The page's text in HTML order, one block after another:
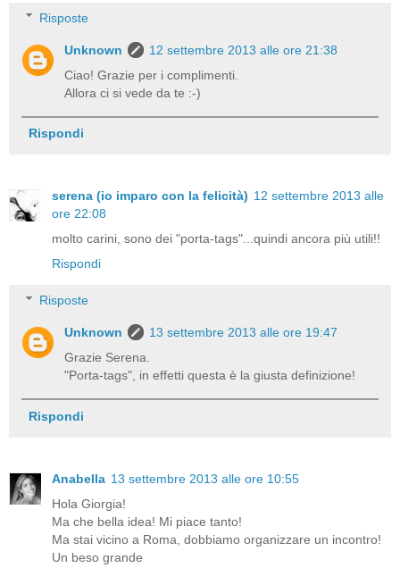
Risposte
Unknown
12 settembre 2013 alle ore 21:38
Ciao! Grazie per i complimenti.
Allora ci si vede da te :-)
Rispondi
serena (io imparo con la felicità) 12 settembre 2013 alle
ore 22:08
molto carini, sono dei "porta-tags"...quindi ancora più utili!!
Rispondi
Risposte
Unknown
13 settembre 2013 alle ore 19:47
Grazie Serena.
"Porta-tags", in effetti questa è la giusta definizione!
Rispondi
Anabella 13 settembre 2013 alle ore 10:55
Hola Giorgia!
Ma che bella idea! Mi piace tanto!
Ma stai vicino a Roma, dobbiamo organizzare un incontro!
Un beso grande